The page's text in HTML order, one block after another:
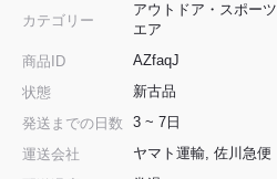
カテゴリー
アウトドア・スポーツ
エア
商品ID
AZfaqJ
状態
新古品
発送までの日数
3 ~ 7日
運送会社
ヤマト運輸, 佐川急便